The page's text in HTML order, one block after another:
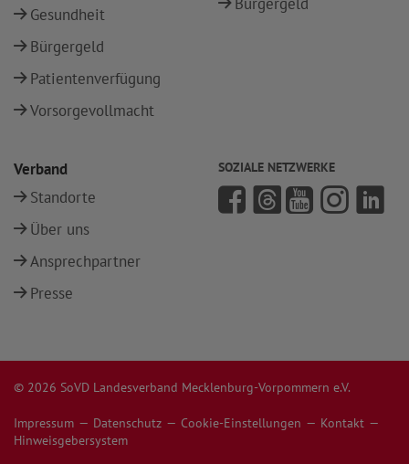
Gesundheit
Bürgergeld
Patientenverfügung
Vorsorgevollmacht
Verband
Standorte
Über uns
Ansprechpartner
Presse
SOZIALE NETZWERKE
© 2026 SoVD Landesverband Mecklenburg-Vorpommern e.V.
Impressum Datenschutz Cookie-Einstellungen
Kontakt
Hinweisgebersystem